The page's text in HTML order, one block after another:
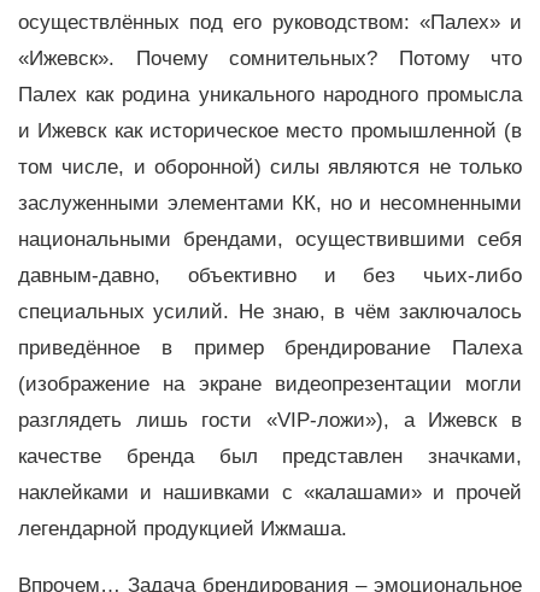
осуществлённых под его руководством: «Палех» и
«Ижевск». Почему сомнительных? Потому что
Палех как родина уникального народного промысла
и Ижевск как историческое место промышленной (в
том числе, и оборонной) силы являются не только
заслуженными элементами КК, но и несомненными
национальными брендами, осуществившими себя
давным-давно, объективно и без чьих-либо
специальных усилий. Не знаю, в чём заключалось
приведённое в пример брендирование Палеха
(изображение на экране видеопрезентации могли
разглядеть лишь гости «VIP-ложи»), а Ижевск в
качестве бренда был представлен значками,
наклейками и нашивками с «калашами» и прочей
легендарной продукцией Ижмаша.
Впрочем… Задача брендирования – эмоциональное